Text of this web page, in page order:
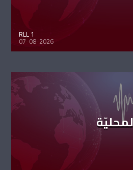
RLL 1
07-08-2026